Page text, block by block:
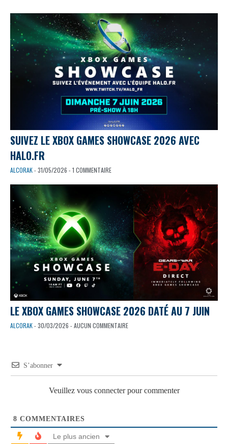
SUIVEZ LE XBOX GAMES SHOWCASE 2026 AVEC
HALO.FR
ALCORAK- 31/05/2026 - 1 COMMENTAIRE
LE XBOX GAMES SHOWCASE 2026 DATÉ AU 7 JUIN
ALCORAK- 30/03/2026 - AUCUN COMMENTAIRE
S’abonner
Veuillez vous connecter pour commenter
8 COMMENTAIRES
Le plus ancien